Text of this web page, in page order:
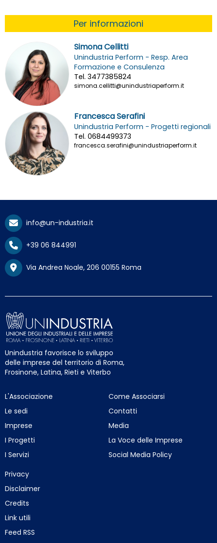
Per informazioni
Simona Cellitti
Unindustria Perform - Resp. Area
Formazione e Consulenza
Tel. 3477385824
simona.cellitti@unindustriaperform.it
Francesca Serafini
Unindustria Perform - Progetti regionali
Tel. 0684499373
francesca.serafini@unindustriaperform.it
info@un-industria.it
+39 06 844991
Via Andrea Noale, 206 00155 Roma
Unindustria favorisce lo sviluppo
delle imprese del territorio di Roma,
Frosinone, Latina, Rieti e Viterbo
L'Associazione
Le sedi
Imprese
I Progetti
I Servizi
Come Associarsi
Contatti
Media
La Voce delle Imprese
Social Media Policy
Privacy
Disclaimer
Credits
Link utili
Feed RSS